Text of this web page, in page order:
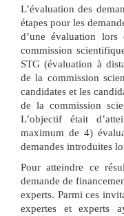
L’évaluation des
étapes pour les
d’une évaluation
commission
STG (évaluation à
de la commission
candidates et les
de la commission
L’objectif était
maximum de 4)
demandes introduites
Pour atteindre ce
demande de
experts. Parmi ces
expertes et experts